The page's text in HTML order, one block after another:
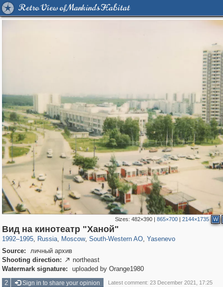
Retro View of Mankind's Habitat
Sizes:482×390 |865×700 |2144×1735 W
Вид на кинотеатр "Ханой"
1992–1995, Russia
1,406,871 29,248
, Moscow
319,861 8,286
, South-Western AO
12,415 76
, Yasenevo
Source:
личный архив
Shooting direction:  northeast
Watermark signature:
uploaded by Orange1980
2
Sign in to share your opinion Latest comment: 23 December 2021, 17:25